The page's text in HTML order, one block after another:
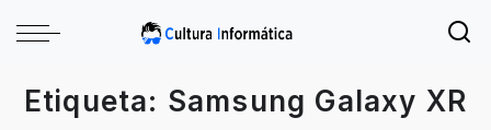
Etiqueta: Samsung Galaxy XR